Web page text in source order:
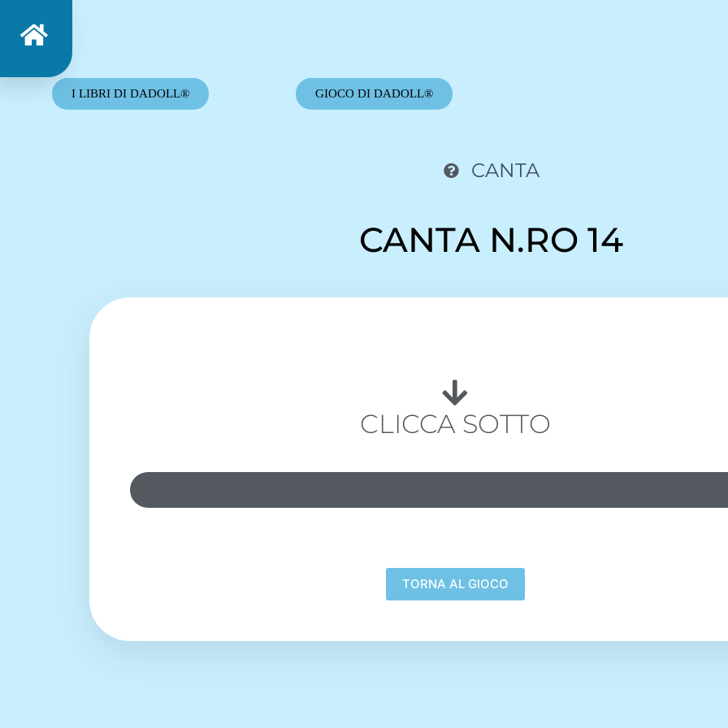
I LIBRI DI DADOLL® GIOCO DI DADOLL®
CANTA
CANTA N.RO 14
CLICCA SOTTO